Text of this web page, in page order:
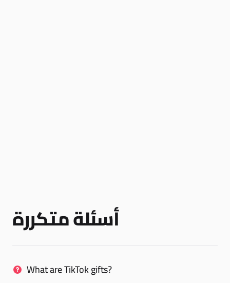
أسئلة متكررة
What are TikTok gifts?